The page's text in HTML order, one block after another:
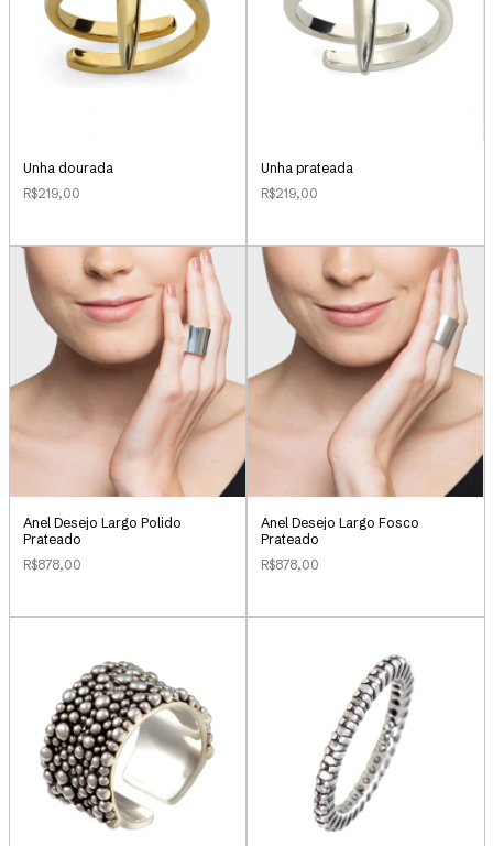
Unha dourada
R$219,00
Unha prateada
R$219,00
Anel Desejo Largo Polido
Prateado
R$878,00
Anel Desejo Largo Fosco
Prateado
R$878,00